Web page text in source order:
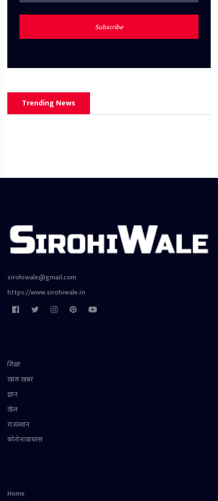
Subscribe
Trending News
sirohiwale@gmail.com
https://www.sirohiwale.in
शिक्षा
खास खबर
ज्ञान
खेल
राजस्थान
कोरोनावायरस
Home